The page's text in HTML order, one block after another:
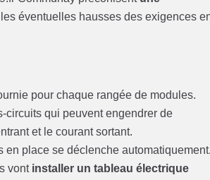
éventuelles hausses des exigences
pour chaque rangée de modules.
circuits qui peuvent engendrer de
et le courant sortant.
en place se déclenche automatiquement.
vont installer un tableau électrique